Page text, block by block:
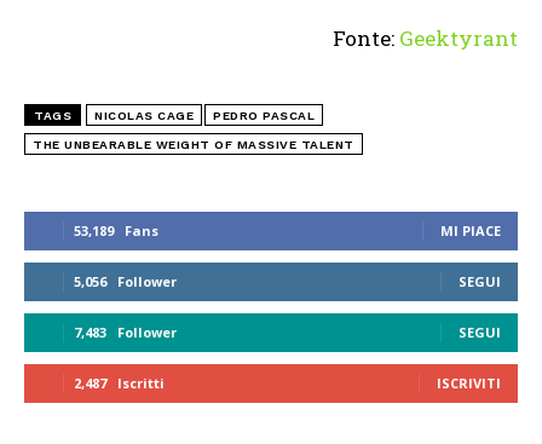
53,189 Fans MI PIACE
5,056 Follower SEGUI
7,483 Follower SEGUI
2,487 Iscritti ISCRIVITI
Fonte: Geektyrant
TAGS NICOLAS CAGE PEDRO PASCAL
THE UNBEARABLE WEIGHT OF MASSIVE TALENT